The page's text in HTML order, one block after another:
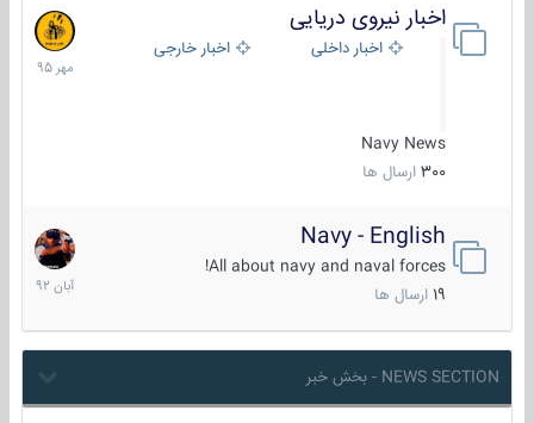
اخبار نیروی دریایی
اخبار داخلی اخبار خارجی
Navy News
300 ارسال ها
27
مهر
1395
Navy - English
All about navy and naval forces!
ارسال ها
22
آبان
1392
NEWS SECTION - بخش خبر